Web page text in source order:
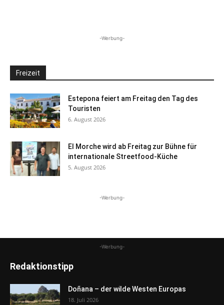
-Werbung-
Freizeit
Estepona feiert am Freitag den Tag des
Touristen
6. August 2026
El Morche wird ab Freitag zur Bühne für
internationale Streetfood-Küche
5. August 2026
-Werbung-
-Werbung-
Redaktionstipp
Doñana – der wilde Westen Europas
18. Juli 2026